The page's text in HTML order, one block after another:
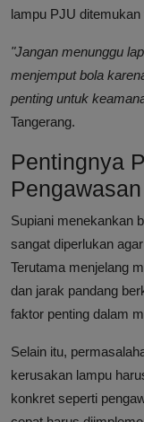
lampu PJU
"Jangan menunggu
menjemput bola
penting untuk
Tangerang.
Pentingnya
Supiani menekankan
sangat diperlukan
Terutama menjelang
dan jarak pandang
faktor penting dalam
Selain itu,
kerusakan lampu
konkret seperti